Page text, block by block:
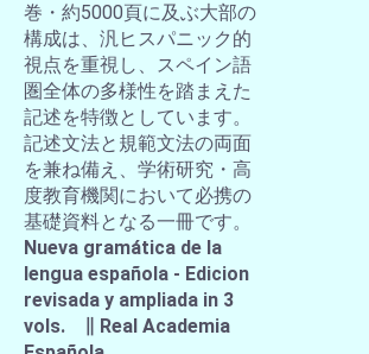
巻・約5000頁に及ぶ大部の
構成は、汎ヒスパニック的
視点を重視し、スペイン語
圏全体の多様性を踏まえた
記述を特徴としています。
記述文法と規範文法の両面
を兼ね備え、学術研究・高
度教育機関において必携の
基礎資料となる一冊です。
Nueva gramática de la
lengua española - Edicion
revisada y ampliada in 3
vols. ∥ Real Academia